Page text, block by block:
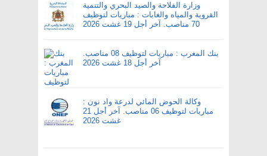
وزارة الفلاحة والصيد البحري والتنمية
القروية والمياه والغابات : مباريات لتوظيف
70 مناصب. آخر أجل 19 غشت 2026
بنك المغرب : مباريات لتوظيف 08 مناصب.
آخر أجل 18 غشت 2026
وكالة الحوض المائي لدرعة واد نون :
مباريات لتوظيف 06 مناصب. آخر أجل 21
غشت 2026